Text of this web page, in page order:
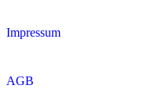
Impressum
AGB